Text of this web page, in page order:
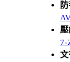
壓
7-
文